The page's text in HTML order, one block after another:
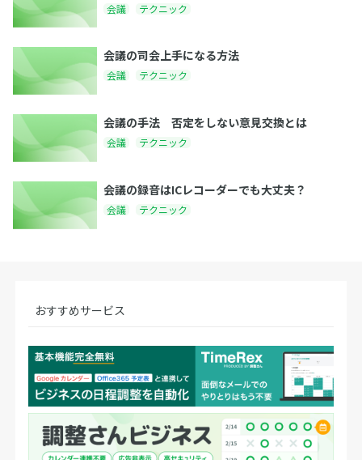
会議 テクニック
会議の司会上手になる方法
会議 テクニック
会議の手法 否定をしない意見交換とは
会議 テクニック
会議の録音はICレコーダーでも大丈夫？
会議 テクニック
おすすめサービス